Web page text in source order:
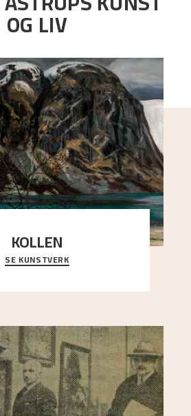
OG LIV
KOLLEN
dominerer bildeflaten, og står i
det spinkle rognetreet ute
SE KUNSTVERK